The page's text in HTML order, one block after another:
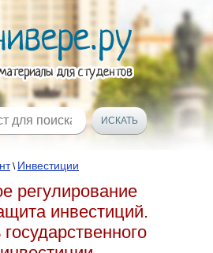
\ Инвестиции
регулирование
инвестиций.